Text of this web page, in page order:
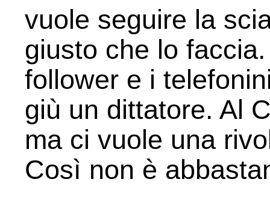
vuole seguire la
giusto che lo
follower e i
giù un dittatore. Al
ma ci vuole una
Così non è